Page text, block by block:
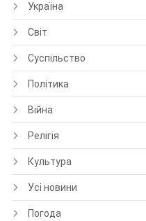
Україна
Світ
Суспільство
Політика
Війна
Релігія
Культура
Усі новини
Погода